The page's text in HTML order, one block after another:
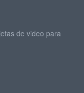
de video para